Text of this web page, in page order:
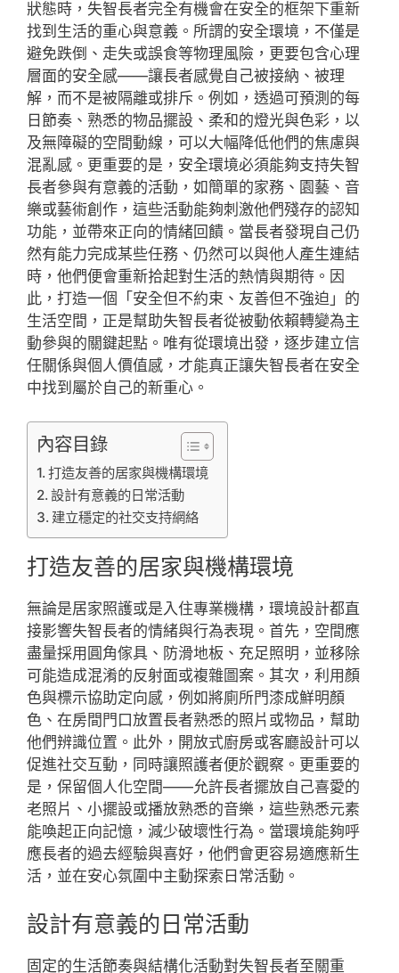
狀態時，失智長者完全有機會在安全的框架下重新
找到生活的重心與意義。所謂的安全環境，不僅是
避免跌倒、走失或誤食等物理風險，更要包含心理
層面的安全感——讓長者感覺自己被接納、被理
解，而不是被隔離或排斥。例如，透過可預測的每
日節奏、熟悉的物品擺設、柔和的燈光與色彩，以
及無障礙的空間動線，可以大幅降低他們的焦慮與
混亂感。更重要的是，安全環境必須能夠支持失智
長者參與有意義的活動，如簡單的家務、園藝、音
樂或藝術創作，這些活動能夠刺激他們殘存的認知
功能，並帶來正向的情緒回饋。當長者發現自己仍
然有能力完成某些任務、仍然可以與他人產生連結
時，他們便會重新拾起對生活的熱情與期待。因
此，打造一個「安全但不約束、友善但不強迫」的
生活空間，正是幫助失智長者從被動依賴轉變為主
動參與的關鍵起點。唯有從環境出發，逐步建立信
任關係與個人價值感，才能真正讓失智長者在安全
中找到屬於自己的新重心。
內容目錄
打造友善的居家與機構環境
設計有意義的日常活動
建立穩定的社交支持網絡
打造友善的居家與機構環境
無論是居家照護或是入住專業機構，環境設計都直
接影響失智長者的情緒與行為表現。首先，空間應
盡量採用圓角傢具、防滑地板、充足照明，並移除
可能造成混淆的反射面或複雜圖案。其次，利用顏
色與標示協助定向感，例如將廁所門漆成鮮明顏
色、在房間門口放置長者熟悉的照片或物品，幫助
他們辨識位置。此外，開放式廚房或客廳設計可以
促進社交互動，同時讓照護者便於觀察。更重要的
是，保留個人化空間——允許長者擺放自己喜愛的
老照片、小擺設或播放熟悉的音樂，這些熟悉元素
能喚起正向記憶，減少破壞性行為。當環境能夠呼
應長者的過去經驗與喜好，他們會更容易適應新生
活，並在安心氛圍中主動探索日常活動。
設計有意義的日常活動
固定的生活節奏與結構化活動對失智長者至關重